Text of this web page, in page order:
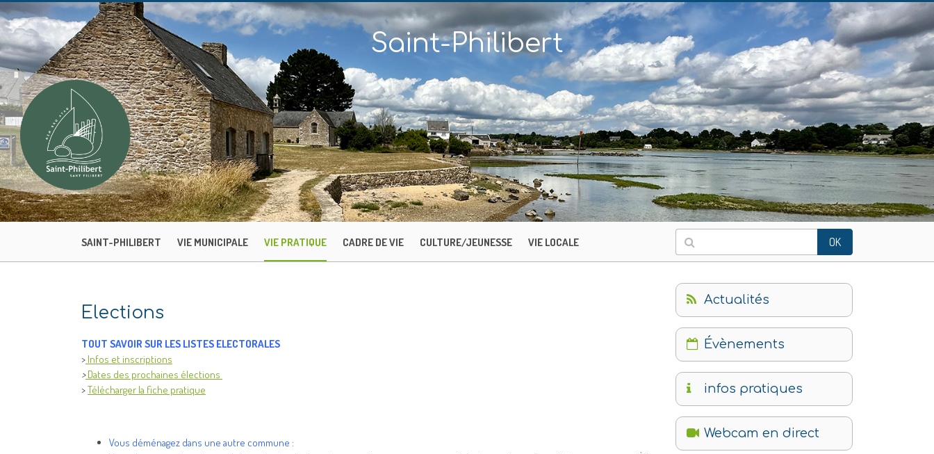
Saint-Philibert
SAINT-PHILIBERT VIE MUNICIPALE VIE PRATIQUE CADRE DE VIE CULTURE/JEUNESSE VIE LOCALE OK
Elections
TOUT SAVOIR SUR LES LISTES ELECTORALES
> Infos et inscriptions
>Dates des prochaines élections
>Télécharger la fiche pratique
Vous déménagez dans une autre commune :
Actualités
Évènements
infos pratiques
Webcam en direct